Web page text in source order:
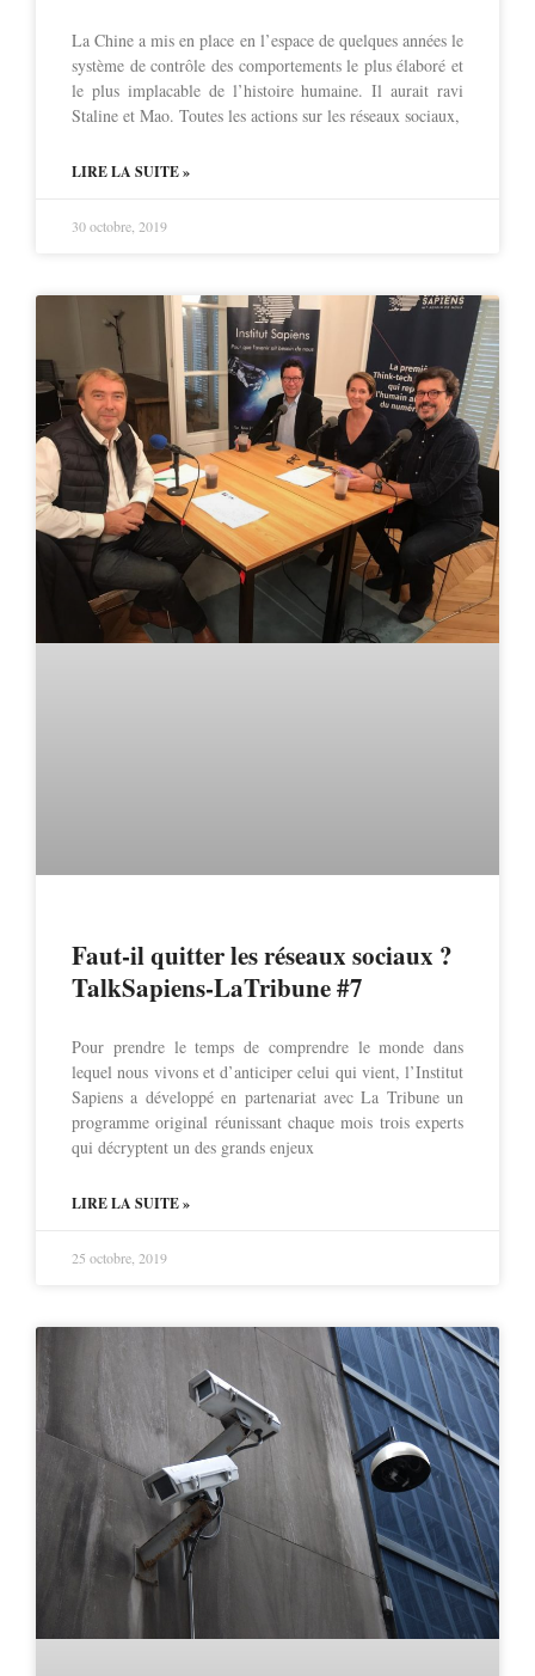
La Chine a mis en place en l’espace de quelques années le
système de contrôle des comportements le plus élaboré et
le plus implacable de l’histoire humaine. Il aurait ravi
Staline et Mao. Toutes les actions sur les réseaux sociaux,
LIRE LA SUITE »
30 octobre, 2019
Faut-il quitter les réseaux sociaux ?
TalkSapiens-LaTribune #7
Pour prendre le temps de comprendre le monde dans
lequel nous vivons et d’anticiper celui qui vient, l’Institut
Sapiens a développé en partenariat avec La Tribune un
programme original réunissant chaque mois trois experts
qui décryptent un des grands enjeux
LIRE LA SUITE »
25 octobre, 2019